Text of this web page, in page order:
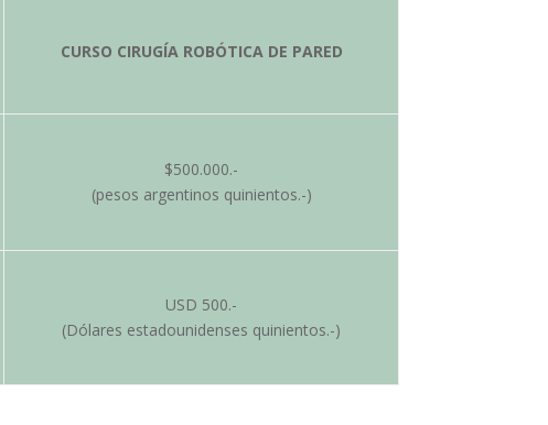
CURSO CIRUGÍA ROBÓTICA DE PARED
$500.000.-
(pesos argentinos quinientos.-)
USD 500.-
(Dólares estadounidenses quinientos.-)